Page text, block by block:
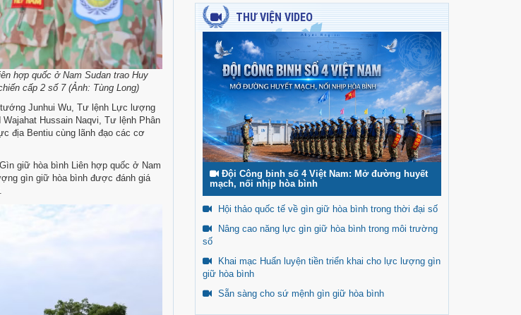
hợp quốc ở Nam Sudan trao Huy
cấp 2 số 7 (Ảnh: Tùng Long)
Junhui Wu, Tư lệnh Lực lượng
Hussain Naqvi, Tư lệnh Phân
địa Bentiu cùng lãnh đạo các cơ
giữ hòa bình Liên hợp quốc ở Nam
gìn giữ hòa bình được đánh giá
THƯ VIỆN VIDEO
Đội Công binh số 4 Việt Nam: Mở đường huyết
mạch, nối nhịp hòa bình
Hội thảo quốc tế về gìn giữ hòa bình trong thời đại số
Nâng cao năng lực gìn giữ hòa bình trong môi trường
số
Khai mạc Huấn luyện tiền triển khai cho lực lượng gìn
giữ hòa bình
Sẵn sàng cho sứ mệnh gìn giữ hòa bình